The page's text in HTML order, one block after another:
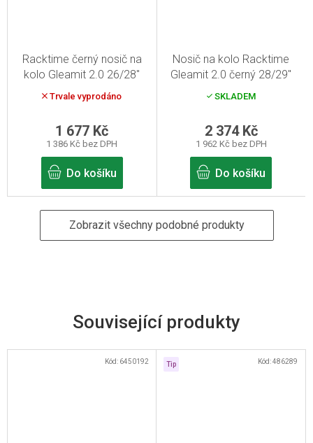
Související produkty
Kód: 6450192 Tip Kód:486289
Racktime černý nosič na
kolo Gleamit 2.0 26/28"
Trvale vyprodáno
1 386 Kč bez DPH
1 677 Kč
Do košíku
Nosič na kolo Racktime
Gleamit 2.0 černý 28/29"
SKLADEM
1 962 Kč bez DPH
2 374 Kč
Do košíku
Zobrazit všechny podobné produkty